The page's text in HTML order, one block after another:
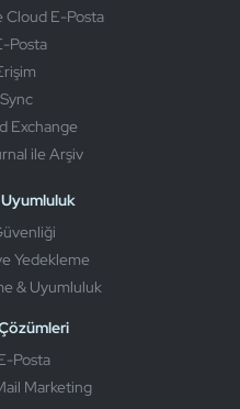
Cloud E-Posta
Posta
Exchange
ile Arşiv
Yedekleme
& Uyumluluk
Posta
Marketing